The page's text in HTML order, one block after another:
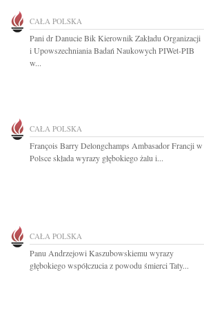
CAŁA POLSKA
Pani dr Danucie Bik Kierownik Zakładu Organizacji
i Upowszechniania Badań Naukowych PIWet-PIB
w...
CAŁA POLSKA
François Barry Delongchamps Ambasador Francji w
Polsce składa wyrazy głębokiego żalu i...
CAŁA POLSKA
Panu Andrzejowi Kaszubowskiemu wyrazy
głębokiego współczucia z powodu śmierci Taty...